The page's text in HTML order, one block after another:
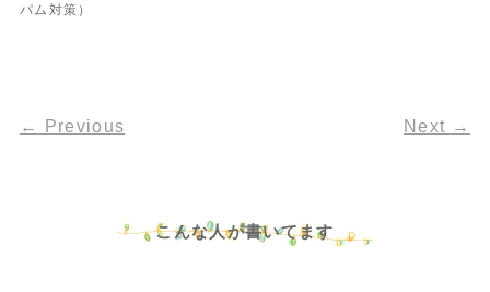
パム対策）
← Previous Next →
こんな人が書いてます